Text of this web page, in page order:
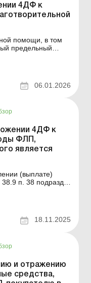
4ДФ к
помощи, в том
предельный
см. ниже. Больше
как облагать
06.01.2026
4ДФ к
ФЛП,
является
(выплате)
п. 38 подразд.
дохода «157».
как показ...
18.11.2025
и отражению
средства,